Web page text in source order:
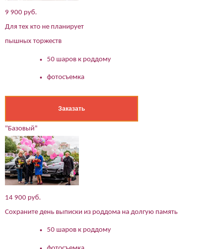
9 900 руб.
Для тех кто не планирует
пышных торжеств
50 шаров к роддому
фотосъемка
Заказать
"Базовый"
14 900 руб.
Сохраните день выписки из роддома на долгую память
50 шаров к роддому